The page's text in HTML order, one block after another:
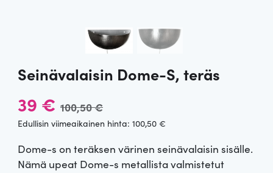
Seinävalaisin Dome-S, teräs
100,50€
A
l
k
39 €
N
y
k
Edullisin viimeaikainen hinta: 100,50 €
Dome-s on teräksen värinen seinävalaisin sisälle.
Nämä upeat Dome-s metallista valmistetut